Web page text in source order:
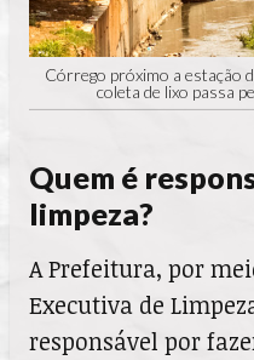
Córrego próximo a estação
coleta de lixo passa
Quem é
limpeza?
A Prefeitura, por
Executiva de
responsável por